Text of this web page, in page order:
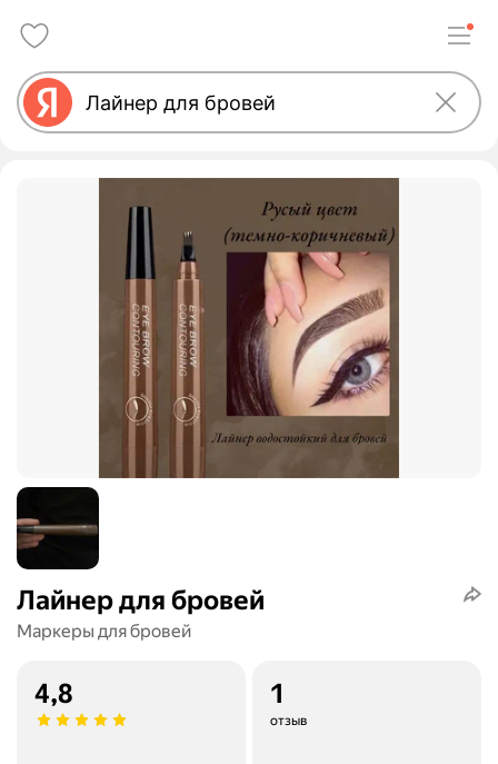
Лайнер для бровей
Маркеры для бровей
4,8 1
отзыв